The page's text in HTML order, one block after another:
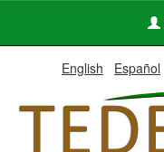
English Español